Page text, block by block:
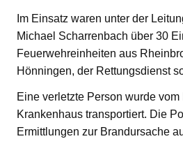
Im Einsatz waren unter der
Michael Scharrenbach über 30
Feuerwehreinheiten aus
Hönningen, der Rettungsdienst
Eine verletzte Person wurde
Krankenhaus transportiert. Die
Ermittlungen zur Brandursache